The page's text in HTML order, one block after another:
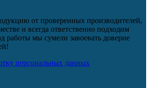
от проверенных производителей,
и всегда ответственно подходим
работы мы сумели завоевать доверие
персональных данных